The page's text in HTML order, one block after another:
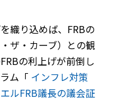
織り込めば、FRBの
ザ・カーブ）との観
の利上げが前倒し
ム「 インフレ対策
ルFRB議長の議会証